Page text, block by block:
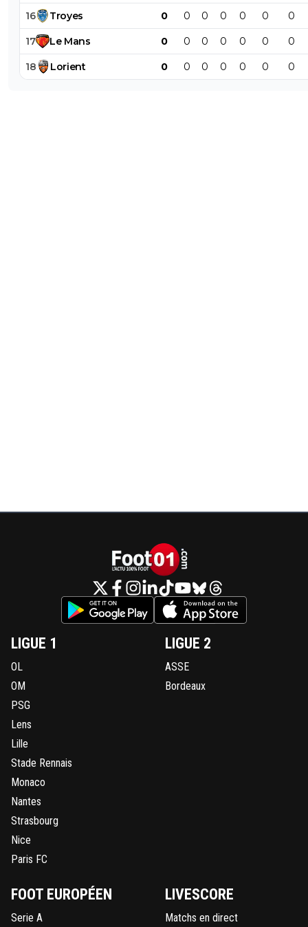
Répondre
luxcifer 24 janvier 2021 à 10:15 0
Toujours. Aussi vieux que monde est vieux.
16 Troyes 0 0 0 0 0 0 0
17 Le Mans 0 0 0 0 0 0 0
18 Lorient 0 0 0 0 0 0 0
LIGUE 1
OL
OM
PSG
Lens
Lille
Stade Rennais
Monaco
Nantes
Strasbourg
Nice
Paris FC
LIGUE 2
ASSE
Bordeaux
FOOT EUROPÉEN
Serie A
LIVESCORE
Matchs en direct